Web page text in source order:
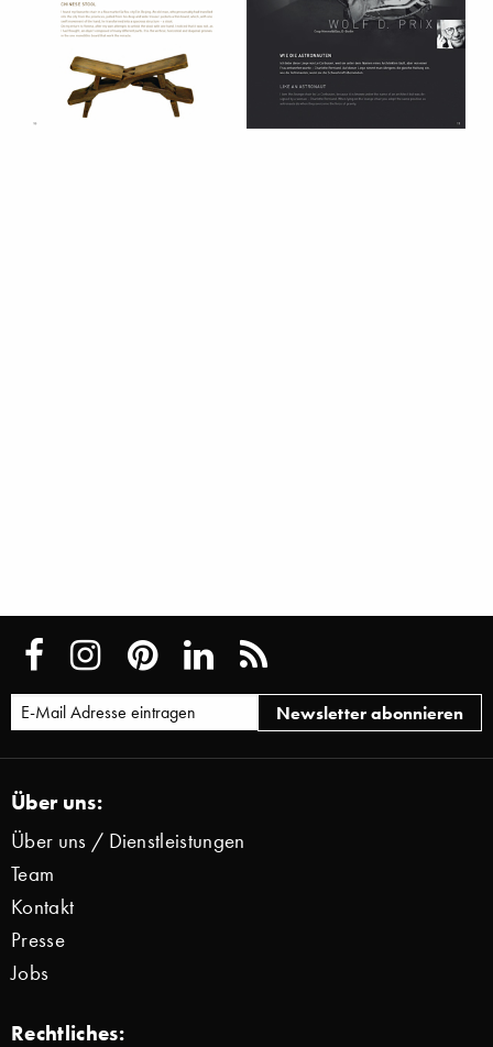
Über uns:
Über uns / Dienstleistungen
Team
Kontakt
Presse
Jobs
Rechtliches: